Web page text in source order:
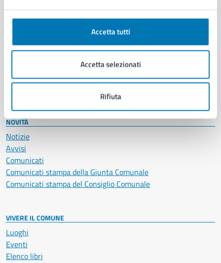
Accetta tutti
Accetta selezionati
Rifiuta
Documenti e certificati
Imprese e commercio
Salute, benessere e assistenza
Servizi Cimiteriali
Vita lavorativa
NOVITÀ
Notizie
Avvisi
Comunicati
Comunicati stampa della Giunta Comunale
Comunicati stampa del Consiglio Comunale
VIVERE IL COMUNE
Luoghi
Eventi
Elenco libri